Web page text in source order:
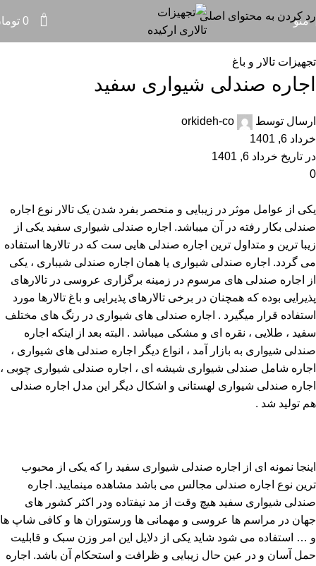
رد کردن به محتوای اصلی
منو 0
0
مقالات
خانه تجهیزات تالار و باغ
تجهیزات تالار و باغ
اجاره صندلی شیواری سفید
ارسال توسط
orkideh-co
خرداد 6, 1401
در تاریخ خرداد 6, 1401
0
یکی از عوامل موثر در زیبایی و منحصر بفرد شدن یک تالار نوع اجاره
صندلی بکار رفته در آن میباشد. اجاره صندلی شیواری سفید یکی از
زیبا ترین و متداول ترین اجاره صندلی هایی ست که در تالارها استفاده
می گردد. اجاره صندلی شیواری یا همان اجاره صندلی شیباری ، یکی
از اجاره صندلی های مرسوم در زمینه برگزاری عروسی در تالارهای
پذیرایی بوده که همچنان در برخی تالارهای پذیرایی و باغ تالارها مورد
استفاده قرار میگیرد . اجاره صندلی های شیواری در رنگ های مختلف
سفید ، طلایی ، نقره ای و مشکی میباشد . البته بعد از اینکه اجاره
صندلی شیواری به بازار آمد ، انواع دیگر اجاره صندلی های شیواری ،
اجاره شامل صندلی شیواری شیشه ای ، اجاره صندلی شیواری چوبی ،
اجاره صندلی شیواری لهستانی و اشکال دیگر این مدل اجاره صندلی
هم تولید شد .
اینجا نمونه ای از اجاره صندلی شیواری سفید را که یکی از محبوب
ترین نوع اجاره صندلی مجالس می باشد مشاهده مینمایید. اجاره
صندلی شیواری سفید هیچ وقت از مد نیفتاده ودر اکثر کشور های
جهان در مراسم ها عروسی و مهمانی ها ورستوران ها و کافی شاپ ها
و … استفاده می شود شاید یکی از دلایل این امر وزن سبک و قابلیت
حمل آسان و در عین حال زیبایی و ظرافت و استحکام آن باشد. اجاره